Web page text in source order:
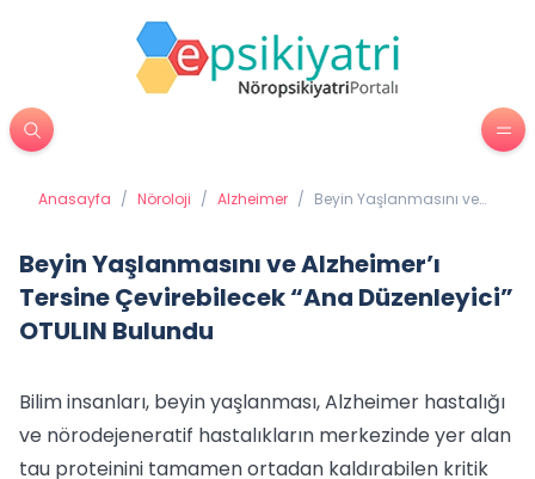
Anasayfa / Nöroloji / Alzheimer / Beyin Yaşlanmasını ve
Düzenleyici” OTULIN
Bulundu
Beyin Yaşlanmasını ve Alzheimer’ı
Tersine Çevirebilecek “Ana Düzenleyici”
OTULIN Bulundu
Bilim insanları, beyin yaşlanması, Alzheimer hastalığı
ve nörodejeneratif hastalıkların merkezinde yer alan
tau proteinini tamamen ortadan kaldırabilen kritik